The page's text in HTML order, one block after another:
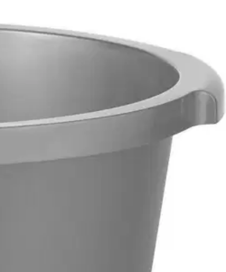
ilmeen. Design by Pentagon Design.